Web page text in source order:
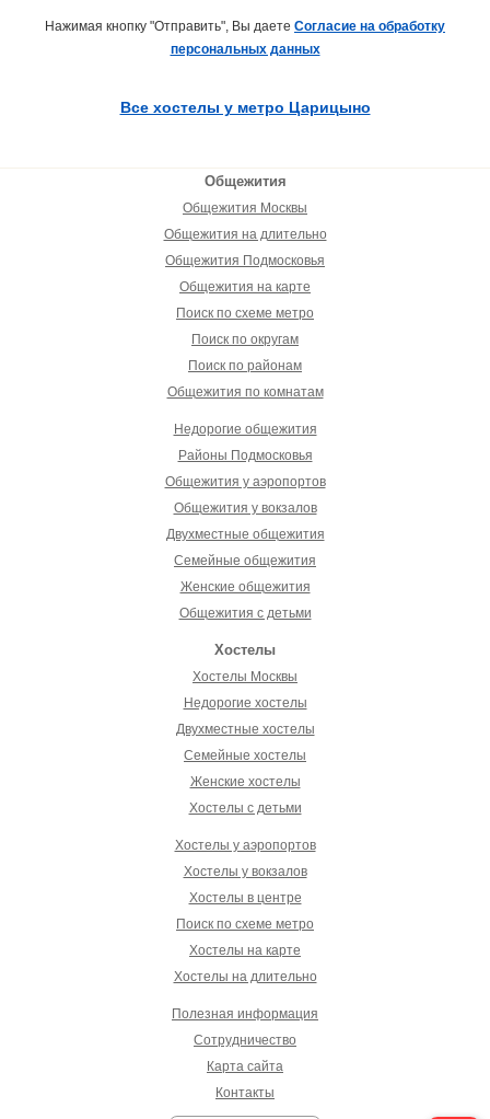
Нажимая кнопку "Отправить", Вы даете Согласие на обработку
персональных данных
Все хостелы у метро Царицыно
Общежития
Общежития Москвы
Общежития на длительно
Общежития Подмосковья
Общежития на карте
Поиск по схеме метро
Поиск по округам
Поиск по районам
Общежития по комнатам
Недорогие общежития
Районы Подмосковья
Общежития у аэропортов
Общежития у вокзалов
Двухместные общежития
Семейные общежития
Женские общежития
Общежития с детьми
Хостелы
Хостелы Москвы
Недорогие хостелы
Двухместные хостелы
Семейные хостелы
Женские хостелы
Хостелы с детьми
Хостелы у аэропортов
Хостелы у вокзалов
Хостелы в центре
Поиск по схеме метро
Хостелы на карте
Хостелы на длительно
Полезная информация
Сотрудничество
Карта сайта
Контакты